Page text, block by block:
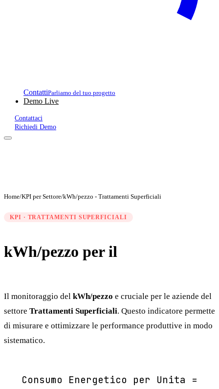
ContattiParliamo del tuo progetto
Demo Live
Contattaci
Richiedi Demo
Home/KPI per Settore/kWh/pezzo - Trattamenti Superficiali
KPI · TRATTAMENTI SUPERFICIALI
kWh/pezzo per il
Il monitoraggio del kWh/pezzo e cruciale per le aziende del
settore Trattamenti Superficiali. Questo indicatore permette
di misurare e ottimizzare le performance produttive in modo
sistematico.
Consumo Energetico per Unita =